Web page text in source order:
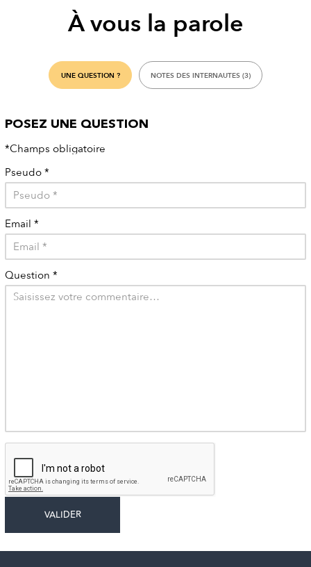
À vous la parole
UNE QUESTION ? NOTES DES INTERNAUTES (3)
POSEZ UNE QUESTION
*Champs obligatoire
Pseudo *
Email *
Question *